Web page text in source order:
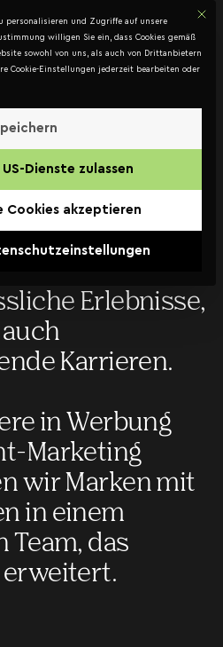
Kontakt
uns
kreieren
Erlebnisse,
Karrieren.
in Werbung
Marketing
wir Marken mit
in einem
Team, das
erweitert.
Mit
personalisieren und Zugriffe auf unsere
willigen Sie ein, dass Cookies gemäß
sowohl von uns, als auch von Drittanbietern
Cookie-Einstellungen jederzeit bearbeiten oder
Dienste zulassen
Cookies akzeptieren